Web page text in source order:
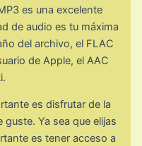
es una excelente
de audio es tu máxima
del archivo, el FLAC
de Apple, el AAC
es disfrutar de la
Ya sea que elijas
es tener acceso a